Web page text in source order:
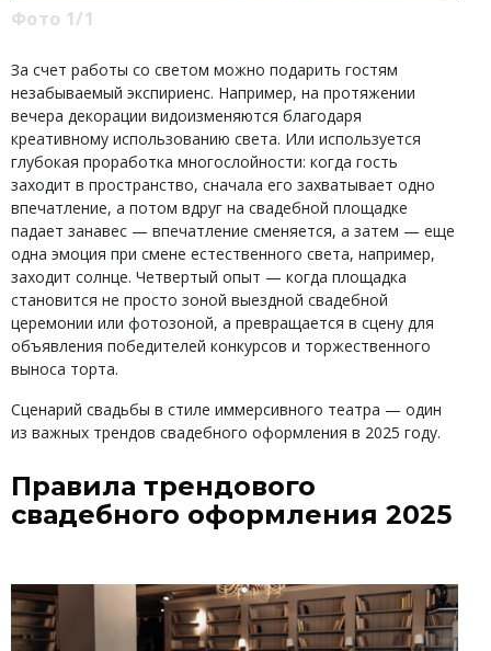
Фото 1/1
За счет работы со светом можно подарить гостям
незабываемый экспириенс. Например, на протяжении
вечера декорации видоизменяются благодаря
креативному использованию света. Или используется
глубокая проработка многослойности: когда гость
заходит в пространство, сначала его захватывает одно
впечатление, а потом вдруг на свадебной площадке
падает занавес — впечатление сменяется, а затем — еще
одна эмоция при смене естественного света, например,
заходит солнце. Четвертый опыт — когда площадка
становится не просто зоной выездной свадебной
церемонии или фотозоной, а превращается в сцену для
объявления победителей конкурсов и торжественного
выноса торта.
Сценарий свадьбы в стиле иммерсивного театра — один
из важных трендов свадебного оформления в 2025 году.
Правила трендового
свадебного оформления 2025